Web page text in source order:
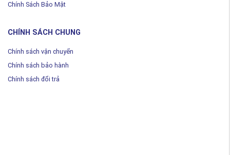
Chính Sách Bảo Mật
CHÍNH SÁCH CHUNG
Chính sách vận chuyển
Chính sách bảo hành
Chính sách đổi trả